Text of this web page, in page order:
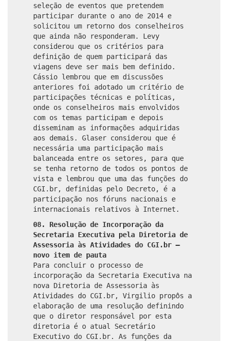
seleção de eventos que pretendem
participar durante o ano de 2014 e
solicitou um retorno dos conselheiros
que ainda não responderam. Levy
considerou que os critérios para
definição de quem participará das
viagens deve ser mais bem definido.
Cássio lembrou que em discussões
anteriores foi adotado um critério de
participações técnicas e políticas,
onde os conselheiros mais envolvidos
com os temas participam e depois
disseminam as informações adquiridas
aos demais. Glaser considerou que é
necessária uma participação mais
balanceada entre os setores, para que
se tenha retorno de todos os pontos de
vista e lembrou que uma das funções do
CGI.br, definidas pelo Decreto, é a
participação nos fóruns nacionais e
internacionais relativos à Internet.
08. Resolução de Incorporação da
Secretaria Executiva pela Diretoria de
Assessoria às Atividades do CGI.br –
novo item de pauta
Para concluir o processo de
incorporação da Secretaria Executiva na
nova Diretoria de Assessoria às
Atividades do CGI.br, Virgilio propôs a
elaboração de uma resolução definindo
que o diretor responsável por esta
diretoria é o atual Secretário
Executivo do CGI.br. As funções da